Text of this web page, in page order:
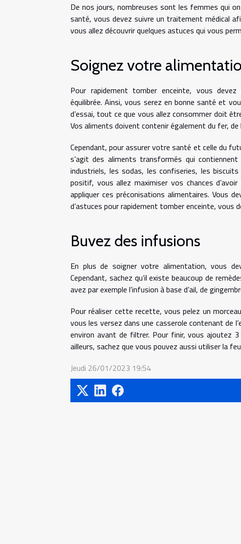
De nos jours, nombreuses sont les femmes qui
santé, vous devez suivre un traitement médical
vous allez découvrir quelques astuces qui vous
Soignez votre
Pour rapidement tomber enceinte, vous
équilibrée. Ainsi, vous serez en bonne santé et
d’essai, tout ce que vous allez consommer doit
Vos aliments doivent contenir également du fer,
Cependant, pour assurer votre santé et celle du
s’agit des aliments transformés qui
industriels, les sodas, les confiseries, les
positif, vous allez maximiser vos chances
appliquer ces préconisations alimentaires. Vous
d’astuces pour rapidement tomber enceinte, vous
Buvez des infusions
En plus de soigner votre alimentation, vous
Cependant, sachez qu’il existe beaucoup de
avez par exemple l’infusion à base d’ail, de
Pour réaliser cette recette, vous pelez un
vous les versez dans une casserole contenant de
environ avant de filtrer. Pour finir, vous ajoutez
ailleurs, sachez que vous pouvez aussi utiliser la
Jeudi 26/01/2023 19:54